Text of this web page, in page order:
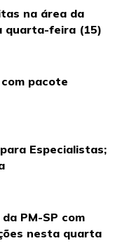
na área da
quarta-feira (15)
pacote
Especialistas;
PM-SP com
nesta quarta